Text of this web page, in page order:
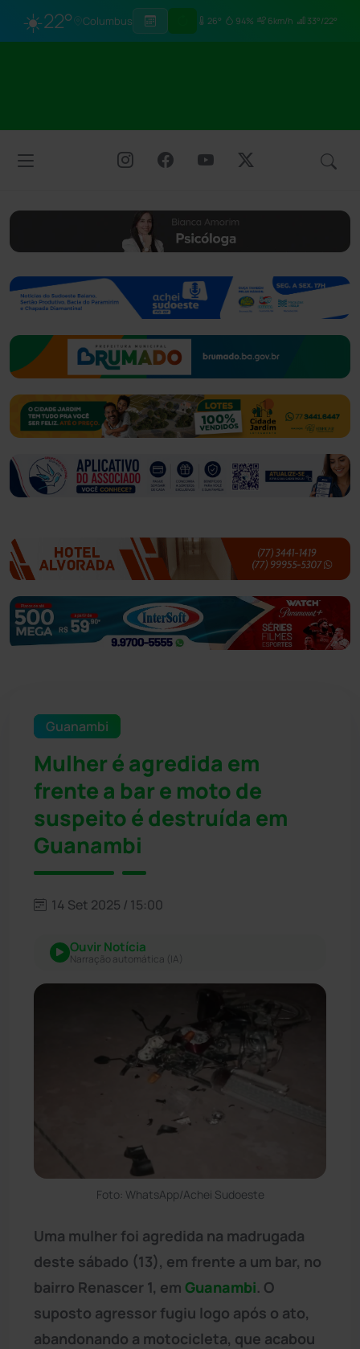
☀️22° Columbus 26° 94% 6km/h 33°/22°
Guanambi
Mulher é agredida em
frente a bar e moto de
suspeito é destruída em
Guanambi
14 Set 2025 / 15:00
Ouvir Notícia
Narração automática (IA)
Foto: WhatsApp/Achei Sudoeste
Uma mulher foi agredida na madrugada
deste sábado (13), em frente a um bar, no
bairro Renascer 1, em Guanambi. O
suposto agressor fugiu logo após o ato,
abandonando a motocicleta, que acabou